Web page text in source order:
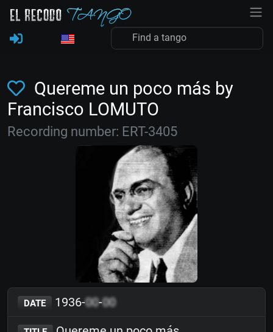
Quereme un poco más by
Francisco LOMUTO
Recording number: ERT-3405
DATE 1936-00-00